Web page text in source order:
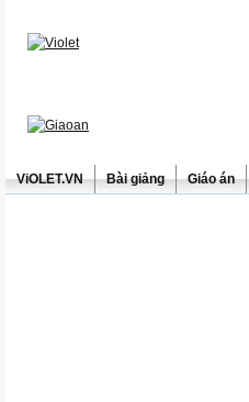
ViOLET.VN Bài giảng Giáo án